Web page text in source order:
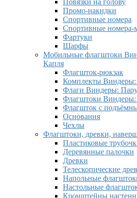
Промо-накидки
Спортивные номера
Спортивные номера-
Фартуки
Шарфы
Мобильные флагштоки
Капля
Флагшток-рюкзак
Комплекты Виндеры:
Флаги Виндеры:
Флагштоки Виндеры:
Флагшток с
Основания
Чехлы
Флагштоки, древки,
Пластиковые
Деревянные палочки
Древки
Телескопические
Напольные
Настольные
Кронштейны